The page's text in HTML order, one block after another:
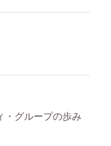
グループの歩み